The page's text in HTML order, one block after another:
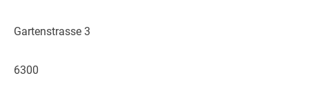
Gartenstrasse 3
6300